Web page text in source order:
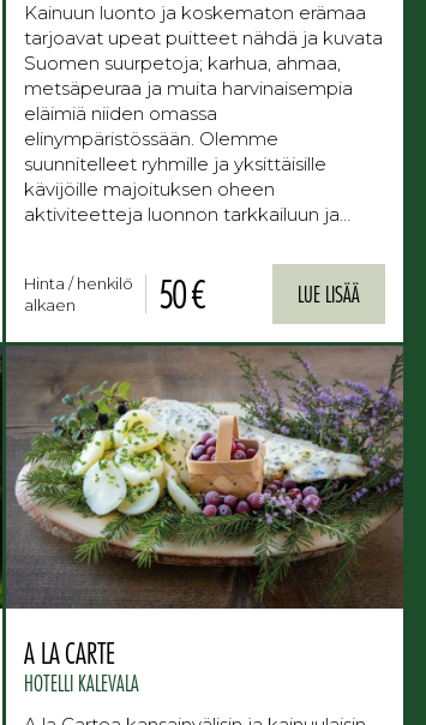
Kainuun luonto ja koskematon erämaa
tarjoavat upeat puitteet nähdä ja kuvata
Suomen suurpetoja; karhua, ahmaa,
metsäpeuraa ja muita harvinaisempia
eläimiä niiden omassa
elinympäristössään. Olemme
suunnitelleet ryhmille ja yksittäisille
kävijöille majoituksen oheen
aktiviteetteja luonnon tarkkailuun ja…
Hinta / henkilö
alkaen
50 € LUE LISÄÄ
A LA CARTE
HOTELLI KALEVALA